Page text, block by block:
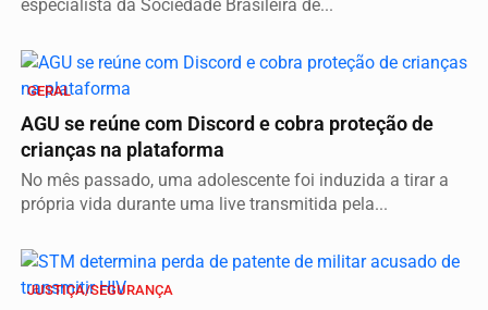
especialista da Sociedade Brasileira de...
GERAL
AGU se reúne com Discord e cobra proteção de
crianças na plataforma
No mês passado, uma adolescente foi induzida a tirar a
própria vida durante uma live transmitida pela...
JUSTIÇA/SEGURANÇA